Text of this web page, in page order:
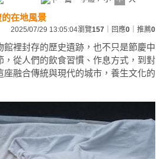
在地風景
2025/07/29 13:05:04瀏覽157 ｜回應0 ｜推薦0
裡封存的歷史遺跡，也不只是節慶中
從人們的飲食習慣、作息方式，到對
融合傳統與現代的城市，養生文化的